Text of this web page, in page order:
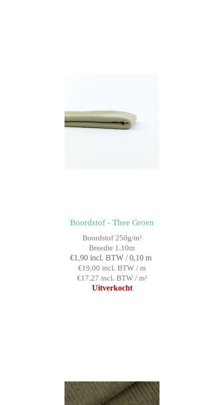
Boordstof - Thee Groen
Boordstof 250g/m²
Breedte 1.10m
€1,90 incl. BTW / 0,10 m
€19,00 incl. BTW / m
€17,27 incl. BTW / m²
Uitverkocht